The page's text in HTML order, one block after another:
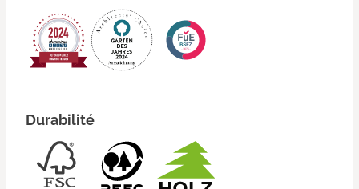
Durabilité